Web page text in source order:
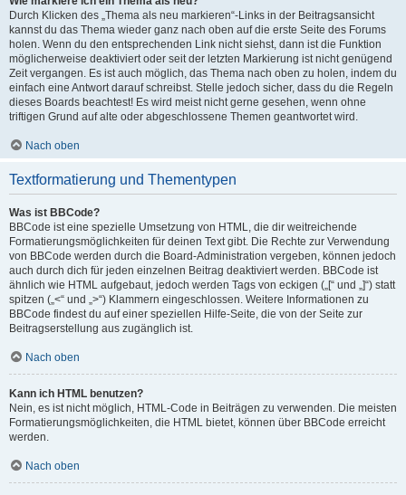
Durch Klicken des „Thema als neu markieren“-Links in der Beitragsansicht
kannst du das Thema wieder ganz nach oben auf die erste Seite des Forums
holen. Wenn du den entsprechenden Link nicht siehst, dann ist die Funktion
möglicherweise deaktiviert oder seit der letzten Markierung ist nicht genügend
Zeit vergangen. Es ist auch möglich, das Thema nach oben zu holen, indem du
einfach eine Antwort darauf schreibst. Stelle jedoch sicher, dass du die Regeln
dieses Boards beachtest! Es wird meist nicht gerne gesehen, wenn ohne
triftigen Grund auf alte oder abgeschlossene Themen geantwortet wird.
Nach oben
Textformatierung und Thementypen
Was ist BBCode?
BBCode ist eine spezielle Umsetzung von HTML, die dir weitreichende
Formatierungsmöglichkeiten für deinen Text gibt. Die Rechte zur Verwendung
von BBCode werden durch die Board-Administration vergeben, können jedoch
auch durch dich für jeden einzelnen Beitrag deaktiviert werden. BBCode ist
ähnlich wie HTML aufgebaut, jedoch werden Tags von eckigen („[“ und „]“) statt
spitzen („<“ und „>“) Klammern eingeschlossen. Weitere Informationen zu
BBCode findest du auf einer speziellen Hilfe-Seite, die von der Seite zur
Beitragserstellung aus zugänglich ist.
Nach oben
Kann ich HTML benutzen?
Nein, es ist nicht möglich, HTML-Code in Beiträgen zu verwenden. Die meisten
Formatierungsmöglichkeiten, die HTML bietet, können über BBCode erreicht
werden.
Nach oben